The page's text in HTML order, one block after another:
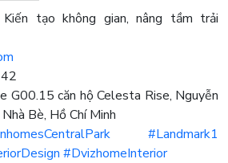
tạo không gian, nâng tầm trải
G00.15 căn hộ Celesta Rise, Nguyễn
Bè, Hồ Chí Minh
#Landmark1
#DvizhomeInterior